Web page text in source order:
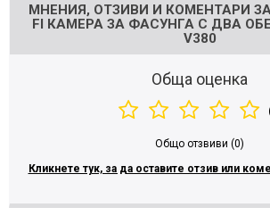
МНЕНИЯ, ОТЗИВИ И КОМЕНТАРИ
FI КАМЕРА ЗА ФАСУНГА С ДВА
V380
Обща оценка
Общо отзвиви (0)
Кликнете тук, за да оставите отзив или